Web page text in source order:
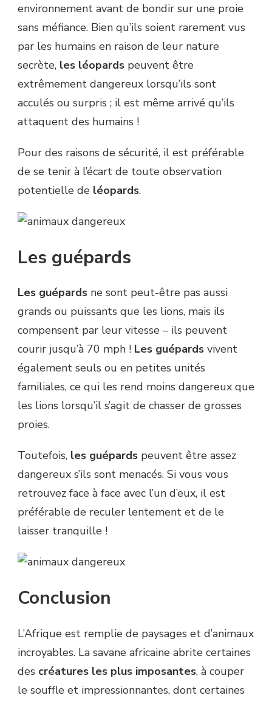
environnement avant de bondir sur une proie
sans méfiance. Bien qu’ils soient rarement vus
par les humains en raison de leur nature
secrète, les léopards peuvent être
extrêmement dangereux lorsqu’ils sont
acculés ou surpris ; il est même arrivé qu’ils
attaquent des humains !
Pour des raisons de sécurité, il est préférable
de se tenir à l’écart de toute observation
potentielle de léopards.
Les guépards
Les guépards ne sont peut-être pas aussi
grands ou puissants que les lions, mais ils
compensent par leur vitesse – ils peuvent
courir jusqu’à 70 mph ! Les guépards vivent
également seuls ou en petites unités
familiales, ce qui les rend moins dangereux que
les lions lorsqu’il s’agit de chasser de grosses
proies.
Toutefois, les guépards peuvent être assez
dangereux s’ils sont menacés. Si vous vous
retrouvez face à face avec l’un d’eux, il est
préférable de reculer lentement et de le
laisser tranquille !
Conclusion
L’Afrique est remplie de paysages et d’animaux
incroyables. La savane africaine abrite certaines
des créatures les plus imposantes, à couper
le souffle et impressionnantes, dont certaines